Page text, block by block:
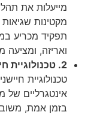
מייעלות את
מקטינות
תפקיד מכריע
ואריזה, ומציעה
2. טכנולוגיית חיישנים ומערכות בקרה:
טכנולוגיית
אינטגרליים של
בזמן אמת,